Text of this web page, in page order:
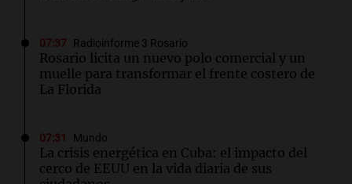
07:37 Radioinforme 3 Rosario
Rosario licita un nuevo polo comercial y un
muelle para transformar el frente costero de
La Florida
07:31 Mundo
La crisis energética en Cuba: el impacto del
cerco de EEUU en la vida diaria de sus